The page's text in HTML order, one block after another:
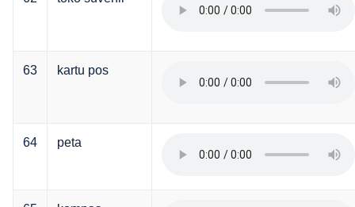
63 kartu pos
64 peta